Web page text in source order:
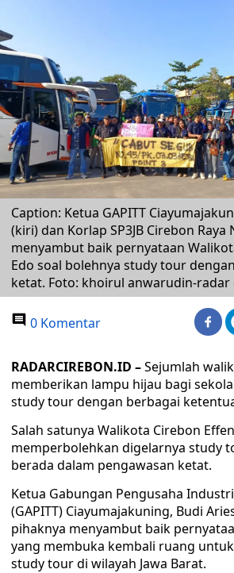
Caption: Ketua GAPITT
(kiri) dan Korlap SP3JB Cirebon Raya
menyambut baik pernyataan
Edo soal bolehnya study tour
ketat. Foto: khoirul anwarudin-radar
0 Komentar
RADARCIREBON.ID –Sejumlah
memberikan lampu hijau bagi
study tour dengan berbagai
Salah satunya Walikota Cirebon
memperbolehkan digelarnya study
berada dalam pengawasan ketat.
Ketua Gabungan Pengusaha
(GAPITT) Ciayumajakuning, Budi
pihaknya menyambut baik
yang membuka kembali ruang
study tour di wilayah Jawa Barat.